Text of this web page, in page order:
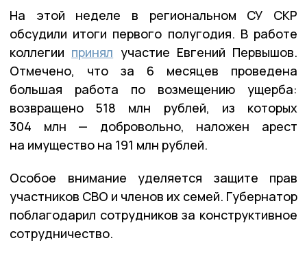
На этой неделе в региональном СУ СКР
обсудили итоги первого полугодия. В работе
коллегии принял участие Евгений Первышов.
Отмечено, что за 6 месяцев проведена
большая работа по возмещению ущерба:
возвращено 518 млн рублей, из которых
304 млн — добровольно, наложен арест
на имущество на 191 млн рублей.
Особое внимание уделяется защите прав
участников СВО и членов их семей. Губернатор
поблагодарил сотрудников за конструктивное
сотрудничество.